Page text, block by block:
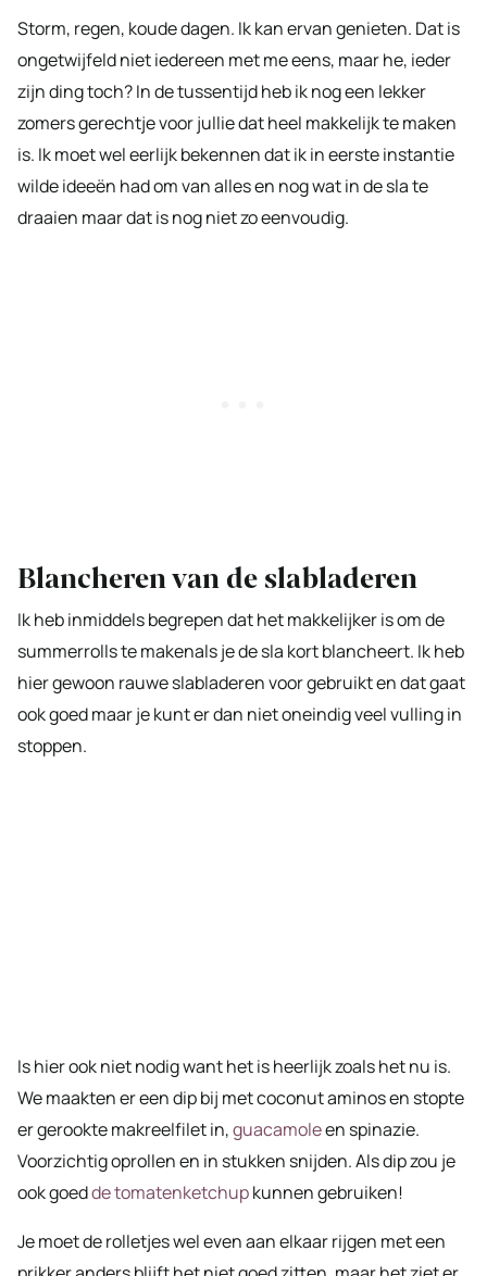
Storm, regen, koude dagen. Ik kan ervan genieten. Dat is
ongetwijfeld niet iedereen met me eens, maar he, ieder
zijn ding toch? In de tussentijd heb ik nog een lekker
zomers gerechtje voor jullie dat heel makkelijk te maken
is. Ik moet wel eerlijk bekennen dat ik in eerste instantie
wilde ideeën had om van alles en nog wat in de sla te
draaien maar dat is nog niet zo eenvoudig.
Blancheren van de slabladeren
Ik heb inmiddels begrepen dat het makkelijker is om de
summerrolls te makenals je de sla kort blancheert. Ik heb
hier gewoon rauwe slabladeren voor gebruikt en dat gaat
ook goed maar je kunt er dan niet oneindig veel vulling in
stoppen.
Is hier ook niet nodig want het is heerlijk zoals het nu is.
We maakten er een dip bij met coconut aminos en stopte
er gerookte makreelfilet in,guacamoleen spinazie.
Voorzichtig oprollen en in stukken snijden. Als dip zou je
ook goedde tomatenketchupkunnen gebruiken!
Je moet de rolletjes wel even aan elkaar rijgen met een